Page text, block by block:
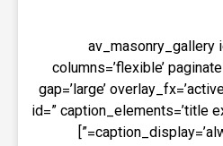
[av_masonry_gallery
columns=’flexible’
gap=’large’
id=” caption_elements=’title